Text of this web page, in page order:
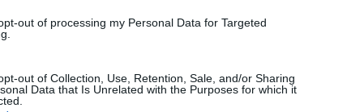
out of processing my Personal Data for Targeted
out of Collection, Use, Retention, Sale, and/or Sharing
Data that Is Unrelated with the Purposes for which it